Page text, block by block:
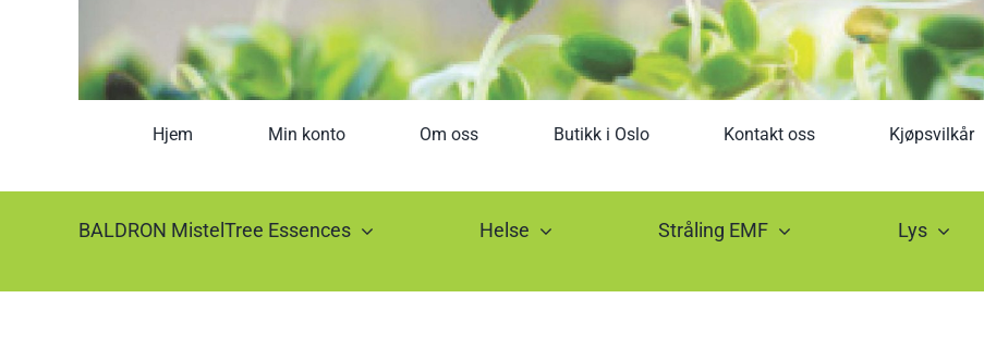
Hjem Min konto Om oss Butikk i Oslo Kontakt oss Kjøpsvilkår
BALDRON MistelTree Essences Helse Stråling EMF Lys